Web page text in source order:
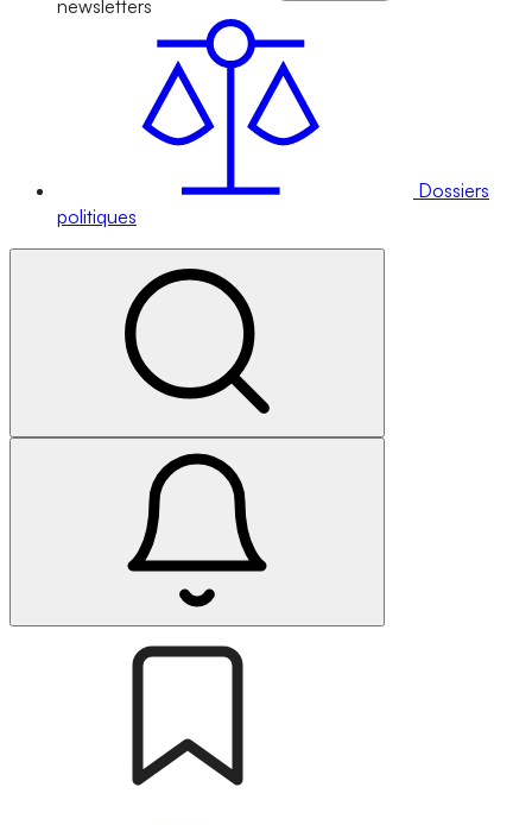
newsletters
Dossiers
politiques